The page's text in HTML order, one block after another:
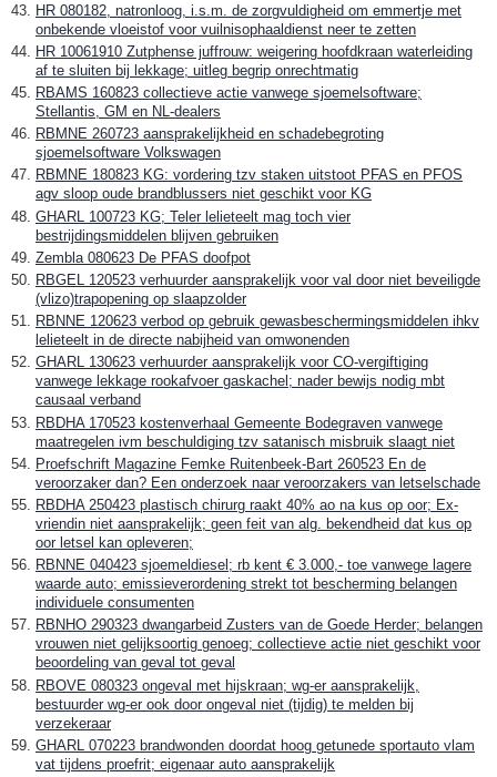
HR 080182, natronloog, i.s.m. de zorgvuldigheid om emmertje met
onbekende vloeistof voor vuilnisophaaldienst neer te zetten
HR 10061910 Zutphense juffrouw: weigering hoofdkraan waterleiding
af te sluiten bij lekkage; uitleg begrip onrechtmatig
RBAMS 160823 collectieve actie vanwege sjoemelsoftware;
Stellantis, GM en NL-dealers
RBMNE 260723 aansprakelijkheid en schadebegroting
sjoemelsoftware Volkswagen
RBMNE 180823 KG: vordering tzv staken uitstoot PFAS en PFOS
agv sloop oude brandblussers niet geschikt voor KG
GHARL 100723 KG; Teler lelieteelt mag toch vier
bestrijdingsmiddelen blijven gebruiken
Zembla 080623 De PFAS doofpot
RBGEL 120523 verhuurder aansprakelijk voor val door niet beveiligde
(vlizo)trapopening op slaapzolder
RBNNE 120623 verbod op gebruik gewasbeschermingsmiddelen ihkv
lelieteelt in de directe nabijheid van omwonenden
GHARL 130623 verhuurder aansprakelijk voor CO-vergiftiging
vanwege lekkage rookafvoer gaskachel; nader bewijs nodig mbt
causaal verband
RBDHA 170523 kostenverhaal Gemeente Bodegraven vanwege
maatregelen ivm beschuldiging tzv satanisch misbruik slaagt niet
Proefschrift Magazine Femke Ruitenbeek-Bart 260523 En de
veroorzaker dan? Een onderzoek naar veroorzakers van letselschade
RBDHA 250423 plastisch chirurg raakt 40% ao na kus op oor; Ex-
vriendin niet aansprakelijk; geen feit van alg. bekendheid dat kus op
oor letsel kan opleveren;
RBNNE 040423 sjoemeldiesel; rb kent € 3.000,- toe vanwege lagere
waarde auto; emissieverordening strekt tot bescherming belangen
individuele consumenten
RBNHO 290323 dwangarbeid Zusters van de Goede Herder; belangen
vrouwen niet gelijksoortig genoeg; collectieve actie niet geschikt voor
beoordeling van geval tot geval
RBOVE 080323 ongeval met hijskraan; wg-er aansprakelijk,
bestuurder wg-er ook door ongeval niet (tijdig) te melden bij
verzekeraar
GHARL 070223 brandwonden doordat hoog getunede sportauto vlam
vat tijdens proefrit; eigenaar auto aansprakelijk